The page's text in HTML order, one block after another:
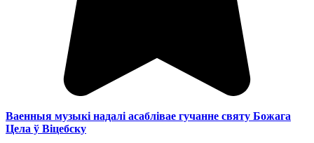
Ваенныя музыкі надалі асаблівае гучанне святу Божага
Цела ў Віцебску